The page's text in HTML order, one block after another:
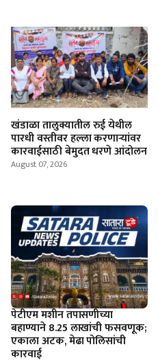
खंडाळा तालुक्यातील रुई येथील
पारधी वस्तीवर हल्ला करणाऱ्यांवर
कारवाईसाठी बेमुदत धरणे आंदोलन
August 07, 2026
पेटीएम मशीन तपासणीच्या
बहाण्याने 8.25 लाखांची फसवणूक;
एकाला अटक, मेढा पोलिसांची
कारवाई